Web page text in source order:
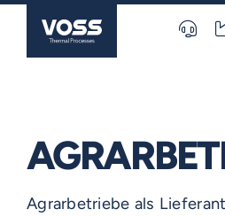
Agrarbetriebe als